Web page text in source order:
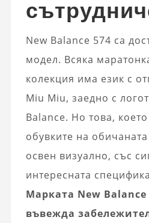
New Balance 574 са
модел. Всяка
колекция има език с
Miu Miu, заедно с
Balance. Но това,
обувките на
освен визуално, със
интересната
Марката New
въвежда